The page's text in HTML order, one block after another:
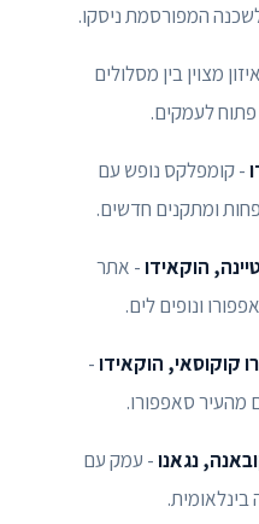
המפורסמת ניסקו.
מצוין בין מסלולים
פתוח לעמקים.
- קומפלקס נופש עם
ומתקנים חדשים.
- אתר
ונופים לים.
-
מהעיר סאפפורו.
- עמק עם
בינלאומית.